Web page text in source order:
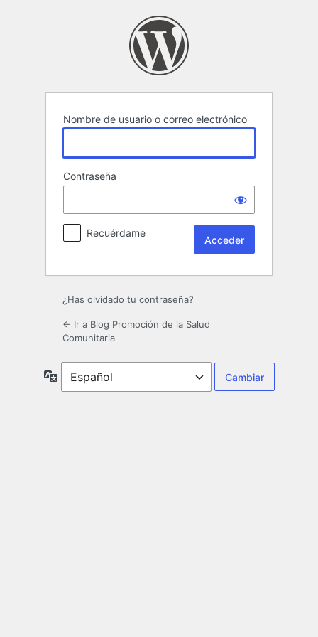
Nombre de usuario o correo electrónico
Contraseña
Recuérdame
¿Has olvidado tu contraseña?
← Ir a Blog Promoción de la Salud
Comunitaria
Idioma